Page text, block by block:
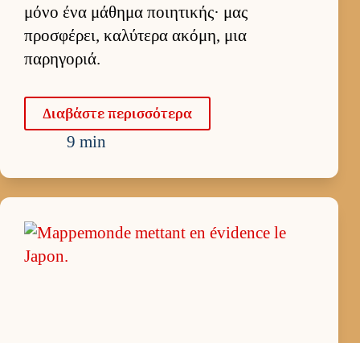
μόνο ένα μάθημα ποι­ητικής· μας
προσφέρει, καλύτερα ακόμη, μια
παρηγοριά.
Δια­βάστε περισ­σότερα
9 min